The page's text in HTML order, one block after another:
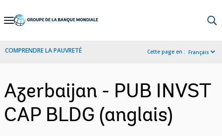
Skip
Navigation
COMPRENDRE LA PAUVRETÉ Cette page en : Français
Azerbaijan - PUB INVST
CAP BLDG (anglais)